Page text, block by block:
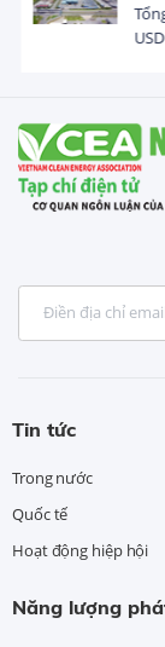
Tin tức
Trong nước
Quốc tế
Hoạt động hiệp hội
Năng lượng